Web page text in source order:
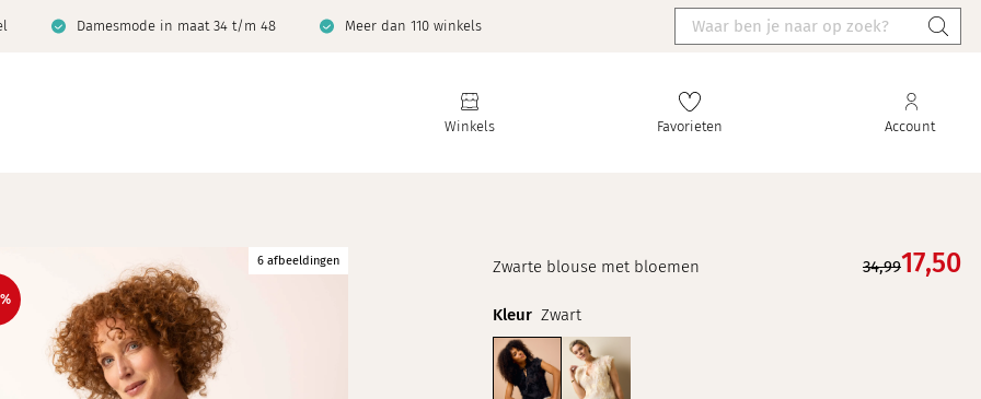
Damesmode in maat 34 t/m 48 Meer dan 110 winkels
Winkels Favorieten Account
6 afbeeldingen Zwarte blouse met bloemen 34,9917,50
Kleur Zwart